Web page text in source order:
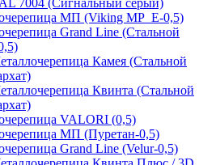
МП (Viking MP_E-0,5)
Grand Line (Стальной
Камея (Стальной
Квинта (Стальной
VALORI (0,5)
МП (Пуретан-0,5)
Grand Line (Velur-0,5)